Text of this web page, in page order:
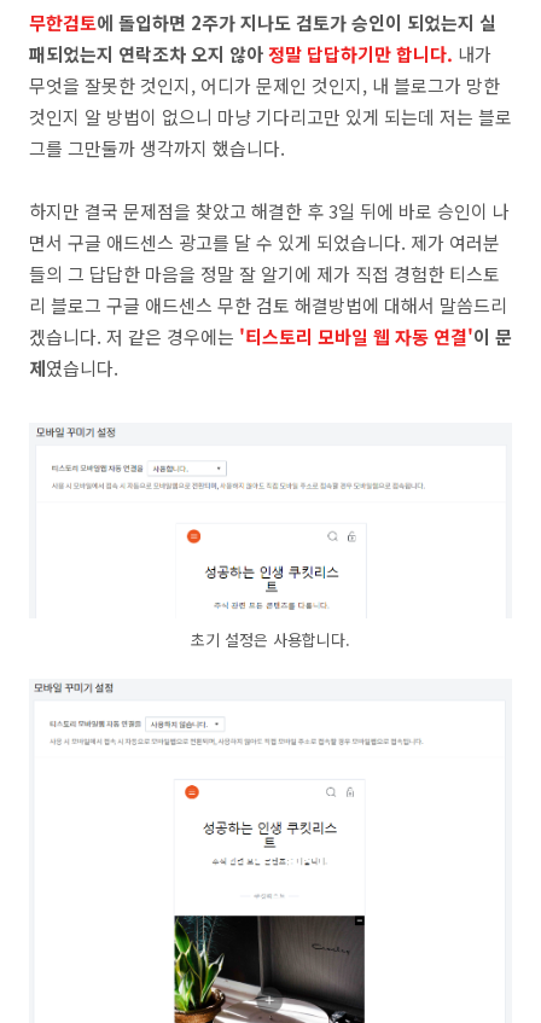
무한검토에 돌입하면 2주가 지나도 검토가 승인이 되었는지 실
패되었는지 연락조차 오지 않아정말 답답하기만 합니다. 내가
무엇을 잘못한 것인지, 어디가 문제인 것인지, 내 블로그가 망한
것인지 알 방법이 없으니 마냥 기다리고만 있게 되는데 저는 블로
그를 그만둘까 생각까지 했습니다.
하지만 결국 문제점을 찾았고 해결한 후 3일 뒤에 바로 승인이 나
면서 구글 애드센스 광고를 달 수 있게 되었습니다. 제가 여러분
들의 그 답답한 마음을 정말 잘 알기에 제가 직접 경험한 티스토
리 블로그 구글 애드센스 무한 검토 해결방법에 대해서 말씀드리
겠습니다. 저 같은 경우에는 '티스토리 모바일 웹 자동 연결'이 문
제였습니다.
초기 설정은 사용합니다.